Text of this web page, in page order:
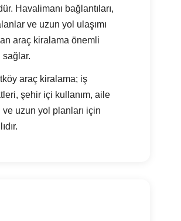
Havalimanı bağlantıları,
ve uzun yol ulaşımı
araç kiralama önemli
sağlar.
araç kiralama; iş
şehir içi kullanım, aile
uzun yol planları için